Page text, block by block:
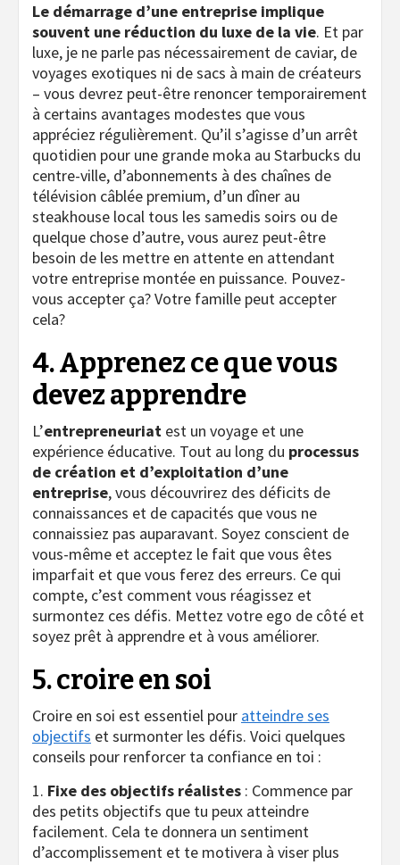
Le démarrage d’une entreprise implique
souvent une réduction du luxe de la vie. Et par
luxe, je ne parle pas nécessairement de caviar, de
voyages exotiques ni de sacs à main de créateurs
– vous devrez peut-être renoncer temporairement
à certains avantages modestes que vous
appréciez régulièrement. Qu’il s’agisse d’un arrêt
quotidien pour une grande moka au Starbucks du
centre-ville, d’abonnements à des chaînes de
télévision câblée premium, d’un dîner au
steakhouse local tous les samedis soirs ou de
quelque chose d’autre, vous aurez peut-être
besoin de les mettre en attente en attendant
votre entreprise montée en puissance. Pouvez-
vous accepter ça? Votre famille peut accepter
cela?
4. Apprenez ce que vous
devez apprendre
L’entrepreneuriat est un voyage et une
expérience éducative. Tout au long du processus
de création et d’exploitation d’une
entreprise, vous découvrirez des déficits de
connaissances et de capacités que vous ne
connaissiez pas auparavant. Soyez conscient de
vous-même et acceptez le fait que vous êtes
imparfait et que vous ferez des erreurs. Ce qui
compte, c’est comment vous réagissez et
surmontez ces défis. Mettez votre ego de côté et
soyez prêt à apprendre et à vous améliorer.
5. croire en soi
Croire en soi est essentiel pour atteindre ses
objectifs et surmonter les défis. Voici quelques
conseils pour renforcer ta confiance en toi :
1. Fixe des objectifs réalistes : Commence par
des petits objectifs que tu peux atteindre
facilement. Cela te donnera un sentiment
d’accomplissement et te motivera à viser plus